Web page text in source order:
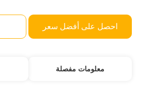
احصل على أفضل سعر
معلومات مفصلة